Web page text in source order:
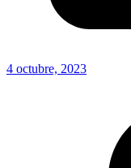
4 octubre, 2023